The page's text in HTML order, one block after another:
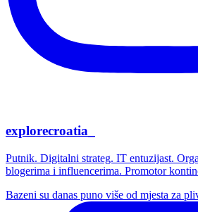
explorecroatia_
Putnik. Digitalni strateg. IT entuzijast.
blogerima i influencerima. Promotor
Bazeni su danas puno više od mjesta za